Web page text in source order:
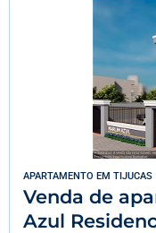
APARTAMENTO EM TIJUCAS
Venda de
Azul